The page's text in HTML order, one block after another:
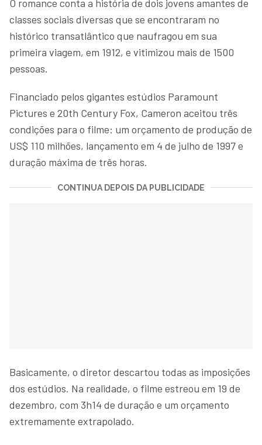
O romance conta a história de dois jovens amantes de
classes sociais diversas que se encontraram no
histórico transatlântico que naufragou em sua
primeira viagem, em 1912, e vitimizou mais de 1500
pessoas.
Financiado pelos gigantes estúdios Paramount
Pictures e 20th Century Fox, Cameron aceitou três
condições para o filme: um orçamento de produção de
US$ 110 milhões, lançamento em 4 de julho de 1997 e
duração máxima de três horas.
CONTINUA DEPOIS DA PUBLICIDADE
Basicamente, o diretor descartou todas as imposições
dos estúdios. Na realidade, o filme estreou em 19 de
dezembro, com 3h14 de duração e um orçamento
extremamente extrapolado.